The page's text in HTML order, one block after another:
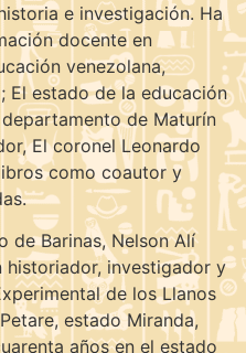
e investigación. Ha
docente en
venezolana,
El estado de la educación
de Maturín
El coronel Leonardo
como coautor y
de Barinas, Nelson Alí
historiador, investigador y
de los Llanos
estado Miranda,
años en el estado